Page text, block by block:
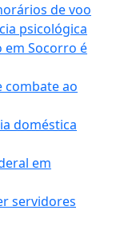
de voo
psicológica
em Socorro é
combate ao
doméstica
em
servidores